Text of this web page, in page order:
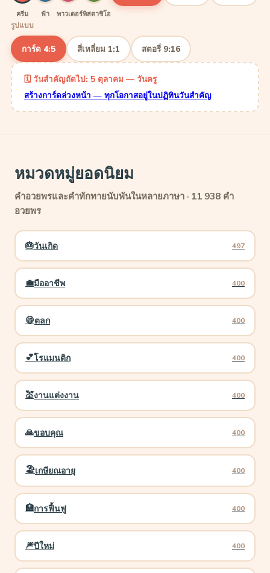
ครีม ฟ้า พาวเดอร์พิสตาชิโอ
รูปแบบ
การ์ด 4:5 สี่เหลี่ยม 1:1 สตอรี่ 9:16
🗓 วันสำคัญถัดไป: 5 ตุลาคม — วันครู
สร้างการ์ดล่วงหน้า — ทุกโอกาสอยู่ในปฏิทินวันสำคัญ
หมวดหมู่ยอดนิยม
คำอวยพรและคำทักทายนับพันในหลายภาษา · 11 938 คำ
อวยพร
🎂วันเกิด 497
💼มืออาชีพ 400
😄ตลก 400
💕โรแมนติก 400
💒งานแต่งงาน 400
🙏ขอบคุณ 400
🏖️เกษียณอายุ 400
🏥การฟื้นฟู 400
🎆ปีใหม่ 400